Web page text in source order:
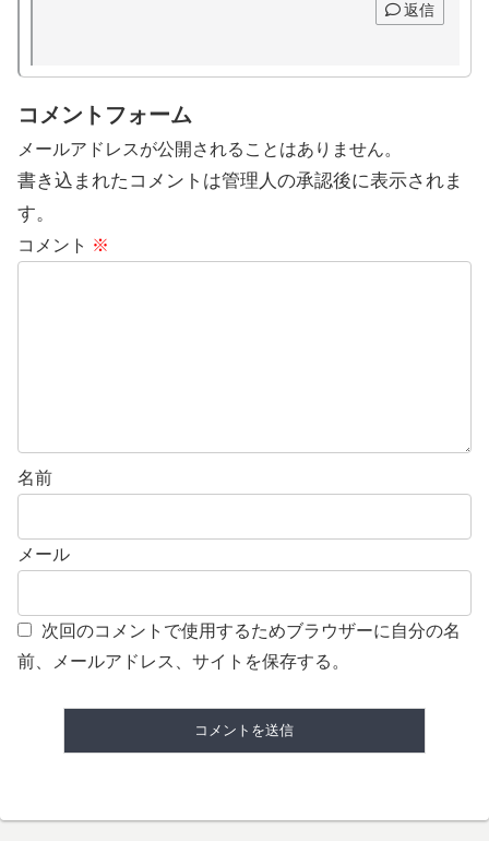
返信
コメントフォーム
メールアドレスが公開されることはありません。
書き込まれたコメントは管理人の承認後に表示されま
す。
コメント ※
名前
メール
次回のコメントで使用するためブラウザーに自分の名
前、メールアドレス、サイトを保存する。